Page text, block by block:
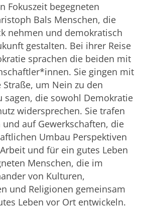
Fokuszeit begegneten
Bals Menschen, die
nehmen und demokratisch
gestalten. Bei ihrer Reise
sprachen die beiden mit
Sie gingen mit
um Nein zu den
sagen, die sowohl Demokratie
widersprechen. Sie trafen
auf Gewerkschaften, die
Umbau Perspektiven
und für ein gutes Leben
Menschen, die im
von Kulturen,
und Religionen gemeinsam
Leben vor Ort entwickeln.